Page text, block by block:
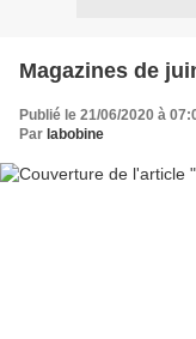
Magazines de
Publié le 21/06/2020 à
Par labobine